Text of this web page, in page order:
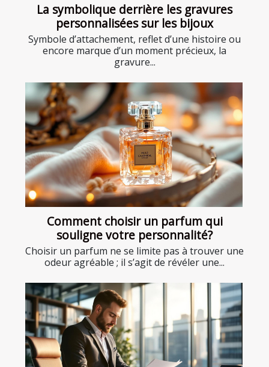
La symbolique derrière les gravures
personnalisées sur les bijoux
Symbole d’attachement, reflet d’une histoire ou
encore marque d’un moment précieux, la
gravure...
Comment choisir un parfum qui
souligne votre personnalité?
Choisir un parfum ne se limite pas à trouver une
odeur agréable ; il s’agit de révéler une...